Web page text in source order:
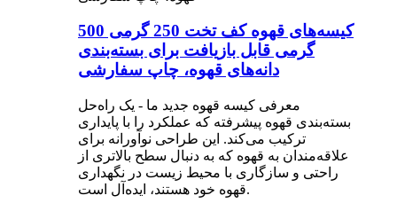
کیسه‌های قهوه کف تخت 250 گرمی 500
گرمی قابل بازیافت برای بسته‌بندی
دانه‌های قهوه، چاپ سفارشی
معرفی کیسه قهوه جدید ما - یک راه‌حل
بسته‌بندی قهوه پیشرفته که عملکرد را با پایداری
ترکیب می‌کند. این طراحی نوآورانه برای
علاقه‌مندان به قهوه که به دنبال سطح بالاتری از
راحتی و سازگاری با محیط زیست در نگهداری
قهوه خود هستند، ایده‌آل است.